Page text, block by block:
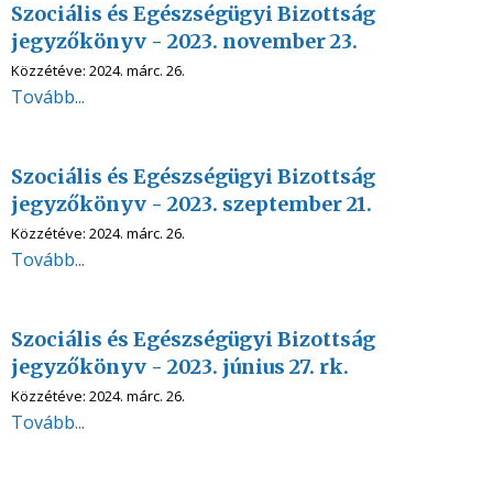
Szociális és Egészségügyi Bizottság
jegyzőkönyv - 2023. november 23.
Közzétéve: 2024. márc. 26.
Tovább...
Szociális és Egészségügyi Bizottság
jegyzőkönyv - 2023. szeptember 21.
Közzétéve: 2024. márc. 26.
Tovább...
Szociális és Egészségügyi Bizottság
jegyzőkönyv - 2023. június 27. rk.
Közzétéve: 2024. márc. 26.
Tovább...